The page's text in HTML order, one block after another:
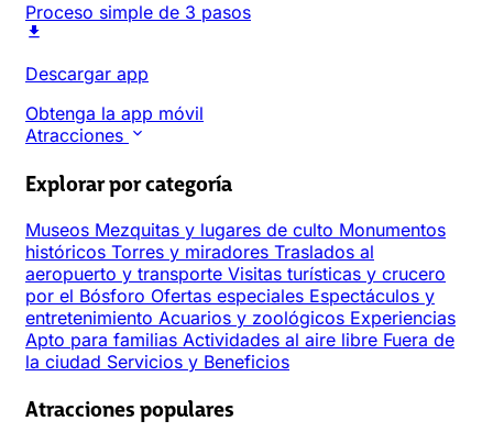
Proceso simple de 3 pasos
Descargar app
Obtenga la app móvil
Atracciones
Explorar por categoría
Museos Mezquitas y lugares de culto Monumentos
históricos Torres y miradores Traslados al
aeropuerto y transporte Visitas turísticas y crucero
por el Bósforo Ofertas especiales Espectáculos y
entretenimiento Acuarios y zoológicos Experiencias
Apto para familias Actividades al aire libre Fuera de
la ciudad Servicios y Beneficios
Atracciones populares